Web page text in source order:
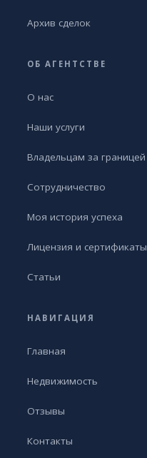
Архив сделок
ОБ АГЕНТСТВЕ
О нас
Наши услуги
Владельцам за границей
Сотрудничество
Моя история успеха
Лицензия и сертификаты
Статьи
НАВИГАЦИЯ
Главная
Недвижимость
Отзывы
Контакты